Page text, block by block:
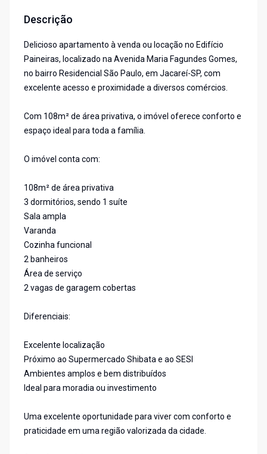
Descrição
Delicioso apartamento à venda ou locação no Edifício
Paineiras, localizado na Avenida Maria Fagundes Gomes,
no bairro Residencial São Paulo, em Jacareí-SP, com
excelente acesso e proximidade a diversos comércios.
Com 108m² de área privativa, o imóvel oferece conforto e
espaço ideal para toda a família.
O imóvel conta com:
108m² de área privativa
3 dormitórios, sendo 1 suíte
Sala ampla
Varanda
Cozinha funcional
2 banheiros
Área de serviço
2 vagas de garagem cobertas
Diferenciais:
Excelente localização
Próximo ao Supermercado Shibata e ao SESI
Ambientes amplos e bem distribuídos
Ideal para moradia ou investimento
Uma excelente oportunidade para viver com conforto e
praticidade em uma região valorizada da cidade.